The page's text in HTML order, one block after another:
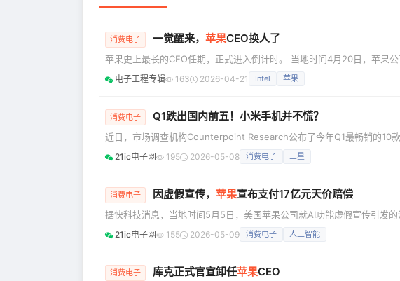
消费电子 一觉醒来， 苹果CEO换人了
苹果史上最长的CEO任期，正式进入倒计时。 当地时间4月20日，苹果
2026年9月1日卸任首席执行官一职，转任董事会执行董事长；硬件工程
Ternus）将于同日接任CEO，并加入董事会。此次人事变动已获董事会
电子工程专辑 163 2026-04-21 Intel 苹果
消费电子 Q1跌出国内前五！小米手机并不慌？
近日，市场调查机构Counterpoint Research公布了今年Q1最畅销的10
算上iPhone 16有四款机型上榜。与之形成鲜明对比的是，剩下6款安卓
榜单上的国产品牌，Redmi A5拿到了销量TOP10的最后一位。 但如果回
21ic电子网 195 2026-05-08 消费电子 三星
消费电子 因虚假宣传， 苹果宣布支付17亿元天价赔偿
据快科技消息，当地时间5月5日，美国苹果公司就AI功能虚假宣传引发
付2.5亿美元赔偿款（约合人民币17亿元）。 该和解协议目前仍需法院最
国用户，单台设备最高可获赔95美元（约合人民币646元）。 该方案若
21ic电子网 155 2026-05-09 消费电子 人工智能
消费电子 库克正式官宣卸任苹果CEO